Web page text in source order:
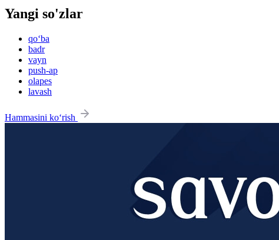
Yangi so'zlar
qo‘ba
badr
vayn
push-ap
olapes
lavash
Hammasini ko‘rish